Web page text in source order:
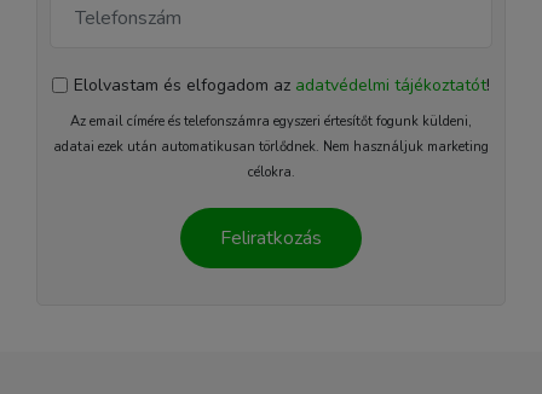
Elolvastam és elfogadom az adatvédelmi tájékoztatót!
Az email címére és telefonszámra egyszeri értesítőt fogunk küldeni,
adatai ezek után automatikusan törlődnek. Nem használjuk marketing
célokra.
Feliratkozás